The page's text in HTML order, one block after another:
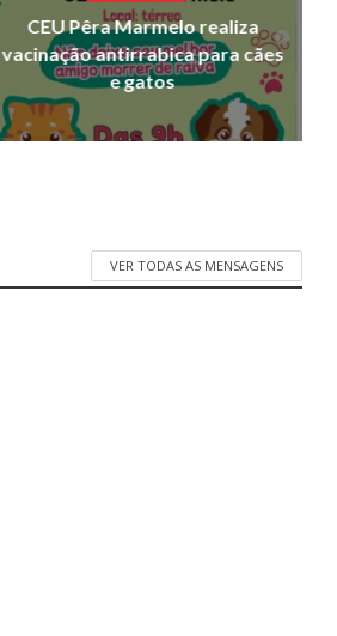
CEU Pêra Marmelo realiza
vacinação antirrabica para cães
e gatos
VER TODAS AS MENSAGENS